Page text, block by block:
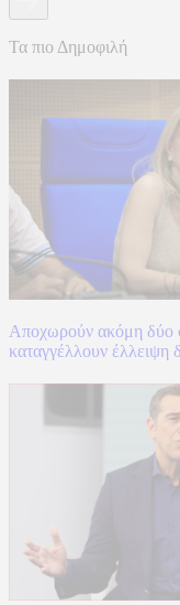
Τα πιο Δημοφιλή
Αποχωρούν ακόμη δύο
καταγγέλλουν έλλειψη